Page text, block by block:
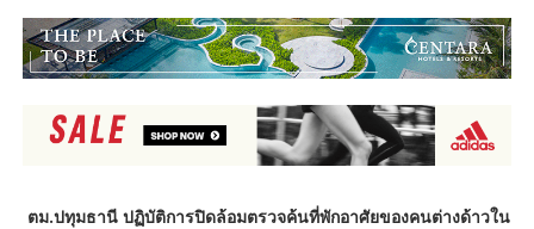
ตม.ปทุมธานี ปฏิบัติการปิดล้อมตรวจค้นที่พักอาศัยของคนต่างด้าวใน